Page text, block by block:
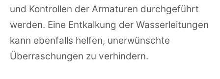
und Kontrollen der Armaturen durchgeführt
werden. Eine Entkalkung der Wasserleitungen
kann ebenfalls helfen, unerwünschte
Überraschungen zu verhindern.